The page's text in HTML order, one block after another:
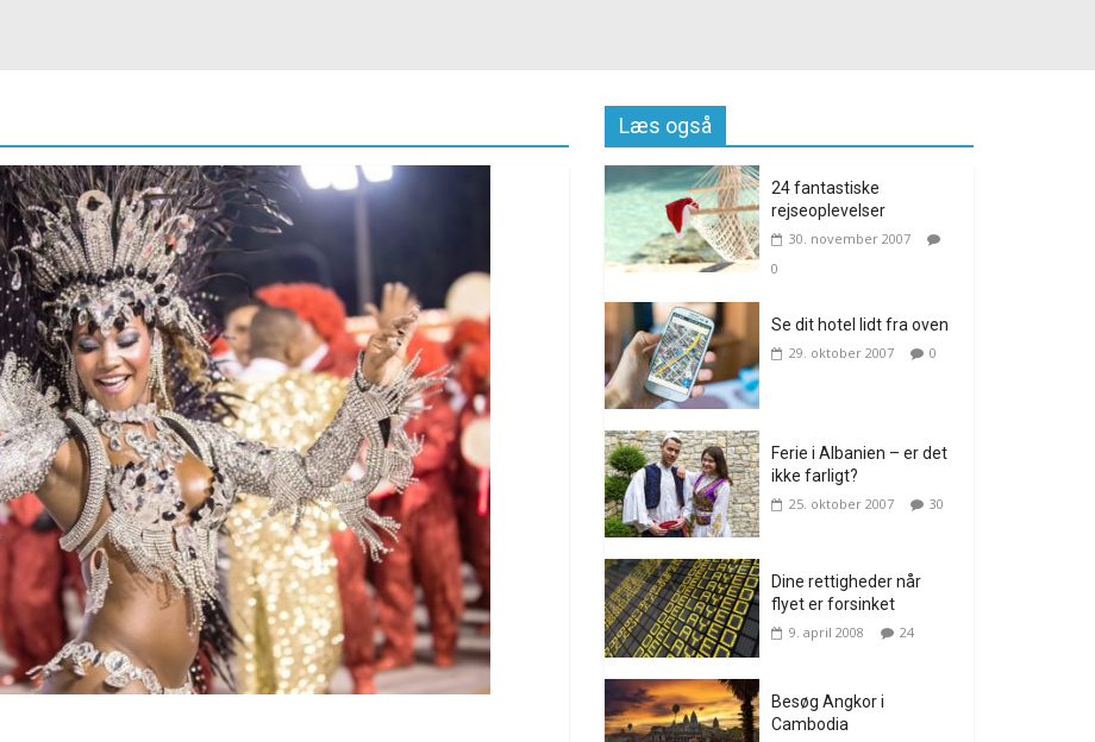
Læs også
24 fantastiske
rejseoplevelser
30. november 2007
0
Se dit hotel lidt fra oven
29. oktober 2007 0
Ferie i Albanien – er det
ikke farligt?
25. oktober 2007 30
Dine rettigheder når
flyet er forsinket
9. april 2008 24
Besøg Angkor i
Cambodia